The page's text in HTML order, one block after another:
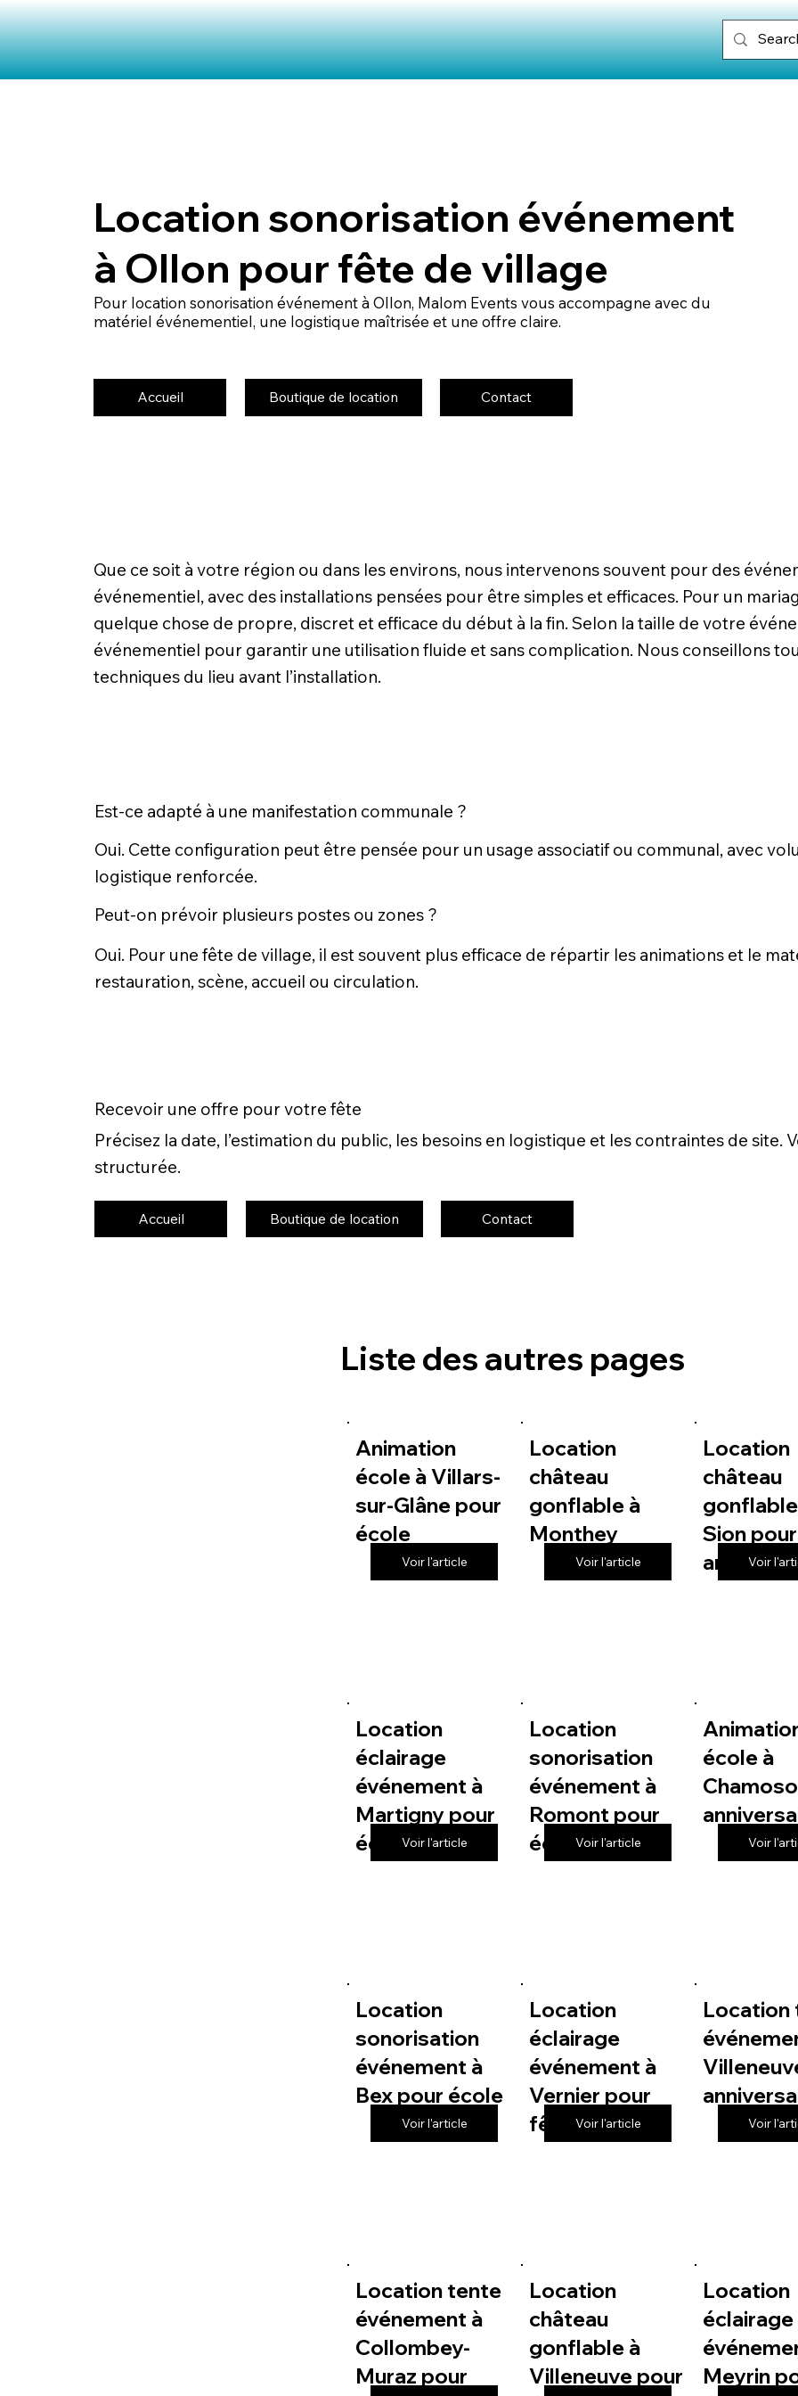
Location sonorisation événement
à Ollon pour fête de village
Pour location sonorisation événement à Ollon, Malom Events vous accompagne avec du
matériel événementiel, une logistique maîtrisée et une offre claire.
Accueil Boutique de location Contact
Que ce soit à votre région ou dans les environs, nous intervenons souvent pour des
événementiel, avec des installations pensées pour être simples et efficaces. Pour un
quelque chose de propre, discret et efficace du début à la fin. Selon la taille de votre
événementiel pour garantir une utilisation fluide et sans complication. Nous conseillons
techniques du lieu avant l’installation.
Est-ce adapté à une manifestation communale ?
Oui. Cette configuration peut être pensée pour un usage associatif ou communal, avec
logistique renforcée.
Peut-on prévoir plusieurs postes ou zones ?
Oui. Pour une fête de village, il est souvent plus efficace de répartir les animations et le
restauration, scène, accueil ou circulation.
Recevoir une offre pour votre fête
Précisez la date, l’estimation du public, les besoins en logistique et les contraintes de site.
structurée.
Accueil Boutique de location Contact
Liste des autres pages
Animation
école à Villars-
sur-Glâne pour
école
Voir l'article
Location
château
gonflable à
Monthey
Voir l'article
Location
château
Sion pour
Voir
Location
éclairage
événement à
Martigny pour
écoleVoir l'article
Location
sonorisation
événement à
Romont pour
écoleVoir l'article
école à
Voir
Location
sonorisation
événement à
Bex pour école
Voir l'article
Location
éclairage
événement à
Vernier pour
fête de village
Voir l'article
Location
Voir
Location tente
événement à
Collombey-
Muraz pour
Location
château
gonflable à
Villeneuve pour
Location
éclairage
Meyrin